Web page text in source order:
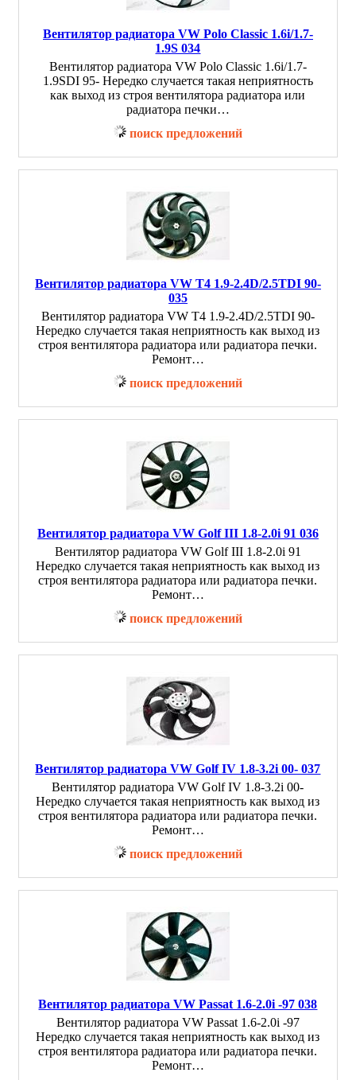
Вентилятор радиатора VW Polo Classic 1.6i/1.7-
1.9S 034
Вентилятор радиатора VW Polo Classic 1.6i/1.7-
1.9SDI 95- Нередко случается такая неприятность
как выход из строя вентилятора радиатора или
радиатора печки…
поиск предложений
Вентилятор радиатора VW T4 1.9-2.4D/2.5TDI 90-
035
Вентилятор радиатора VW T4 1.9-2.4D/2.5TDI 90-
Нередко случается такая неприятность как выход из
строя вентилятора радиатора или радиатора печки.
Ремонт…
поиск предложений
Вентилятор радиатора VW Golf III 1.8-2.0i 91 036
Вентилятор радиатора VW Golf III 1.8-2.0i 91
Нередко случается такая неприятность как выход из
строя вентилятора радиатора или радиатора печки.
Ремонт…
поиск предложений
Вентилятор радиатора VW Golf IV 1.8-3.2i 00- 037
Вентилятор радиатора VW Golf IV 1.8-3.2i 00-
Нередко случается такая неприятность как выход из
строя вентилятора радиатора или радиатора печки.
Ремонт…
поиск предложений
Вентилятор радиатора VW Passat 1.6-2.0i -97 038
Вентилятор радиатора VW Passat 1.6-2.0i -97
Нередко случается такая неприятность как выход из
строя вентилятора радиатора или радиатора печки.
Ремонт…